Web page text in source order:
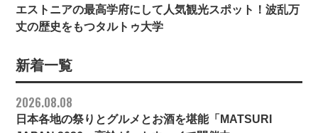
エストニアの最高学府にして人気観光スポット！波乱万
丈の歴史をもつタルトゥ大学
新着一覧
2026.08.08
日本各地の祭りとグルメとお酒を堪能「MATSURI